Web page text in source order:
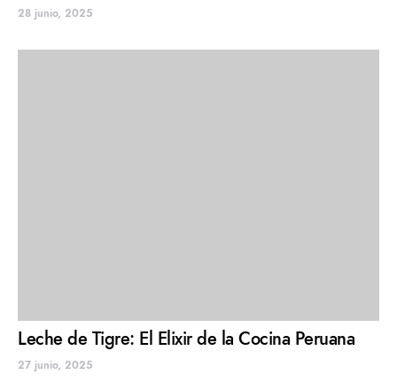
28 junio, 2025
Leche de Tigre: El Elixir de la Cocina Peruana
27 junio, 2025